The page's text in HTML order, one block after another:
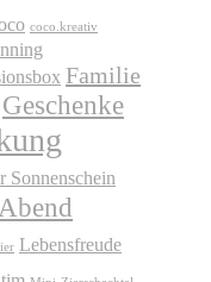
coco.kreativ
Familie
Geschenke
Sonnenschein
Lebensfreude